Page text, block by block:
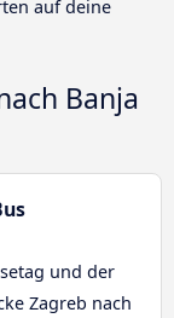
auf deine
Banja
und der
Zagreb nach